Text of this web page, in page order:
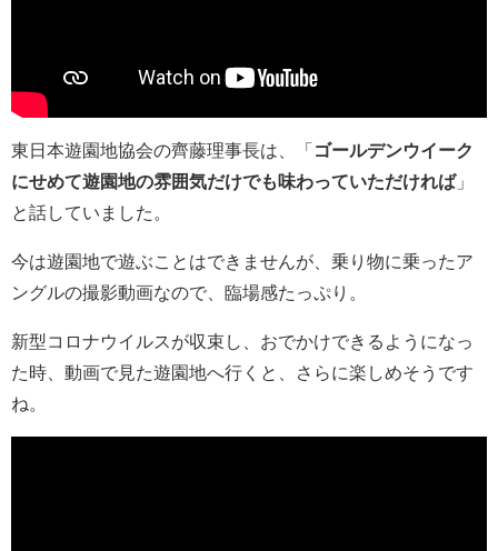
東日本遊園地協会の齊藤理事長は、「 ゴールデンウイーク
にせめて遊園地の雰囲気だけでも味わっていただければ」
と話していました。
今は遊園地で遊ぶことはできませんが、乗り物に乗ったア
ングルの撮影動画なので、臨場感たっぷり。
新型コロナウイルスが収束し、おでかけできるようになっ
た時、動画で見た遊園地へ行くと、さらに楽しめそうです
ね。